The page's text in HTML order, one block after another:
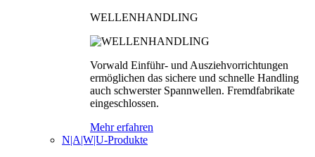
WELLENHANDLING
Vorwald Einführ- und Ausziehvorrichtungen
ermöglichen das sichere und schnelle Handling
auch schwerster Spannwellen. Fremdfabrikate
eingeschlossen.
Mehr erfahren
N|A|W|U-Produkte